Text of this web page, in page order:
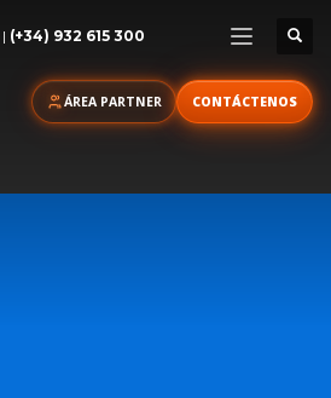
| (+34) 932 615 300
ÁREA PARTNER CONTÁCTENOS